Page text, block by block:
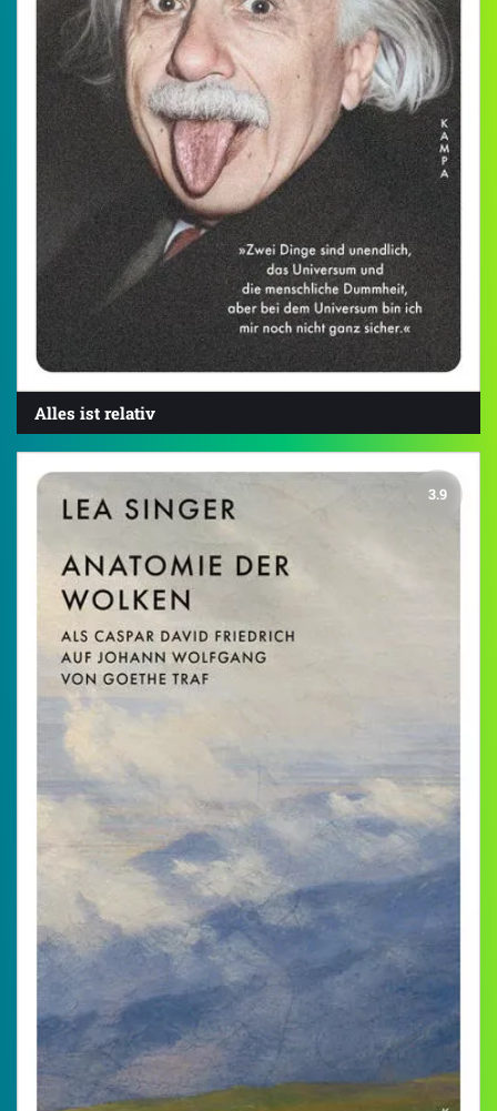
Alles ist relativ
3.9